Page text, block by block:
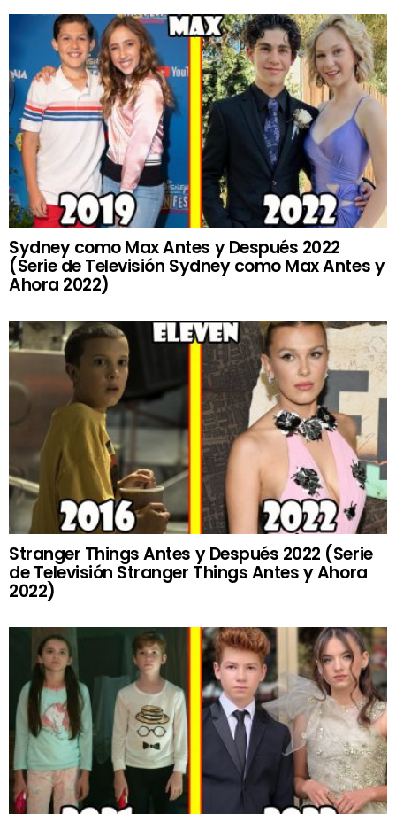
Sydney como Max Antes y Después 2022
(Serie de Televisión Sydney como Max Antes y
Ahora 2022)
Stranger Things Antes y Después 2022 (Serie
de Televisión Stranger Things Antes y Ahora
2022)